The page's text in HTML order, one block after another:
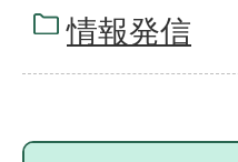
情報発信